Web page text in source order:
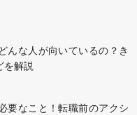
んな人が向いているの？き
を解説
要なこと！転職前のアクシ